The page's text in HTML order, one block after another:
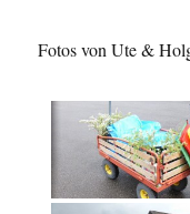
Fotos von Ute &